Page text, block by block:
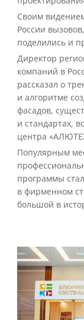
Своим
России
поделились и
Директор
компаний в
рассказал о
и алгоритме
фасадов,
и стандартах,
центра
Популярным
программы
в фирменном
большой в